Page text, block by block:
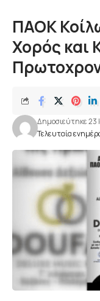
ΠΑΟΚ
Χορός και
Τελευταία
Δημοσιεύτηκε 23